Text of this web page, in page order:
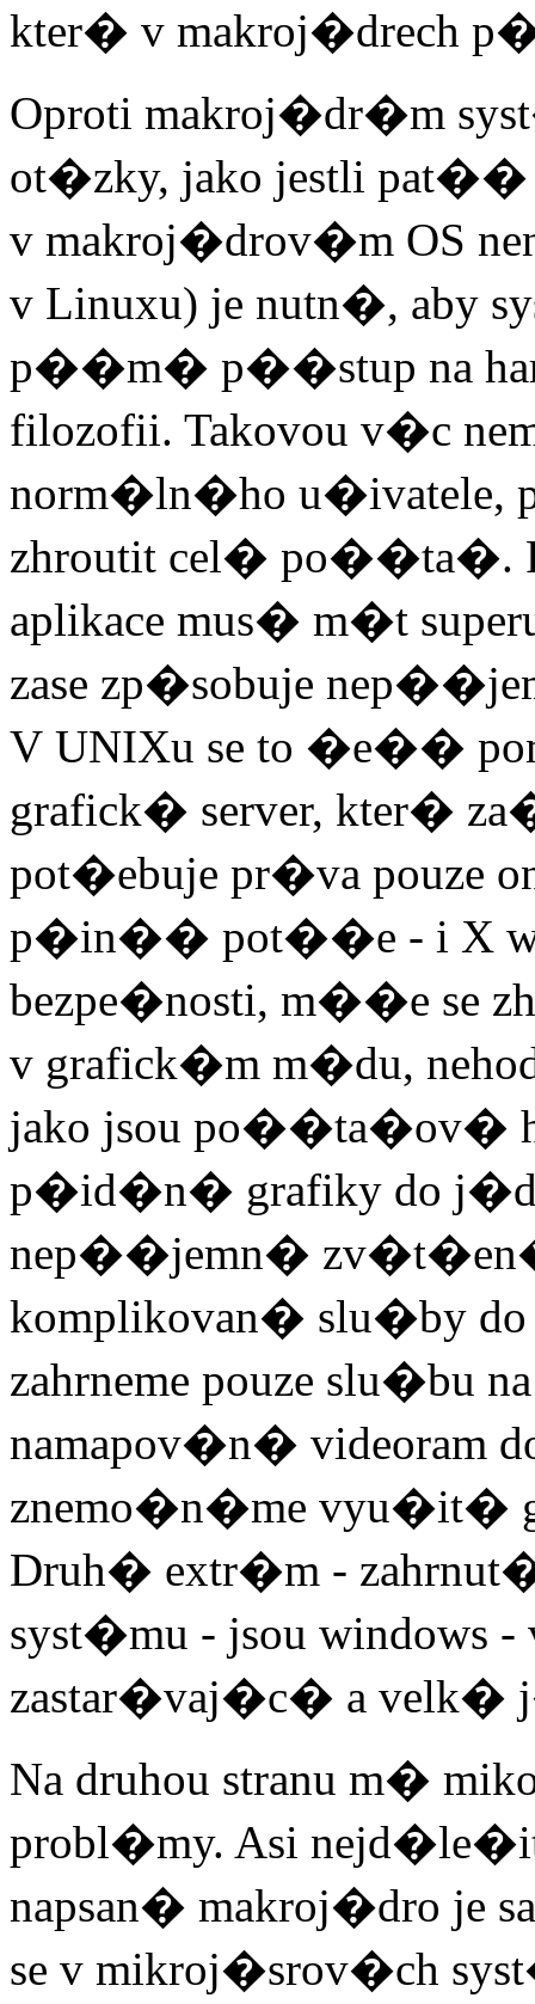
kter� v makroj�drech
Oproti makroj�dr�m
ot�zky, jako jestli pat��
v makroj�drov�m OS
v Linuxu) je nutn�, aby
p��m� p��stup na
filozofii. Takovou v�c
norm�ln�ho u�ivatele,
zhroutit cel� po��ta�.
aplikace mus� m�t
zase zp�sobuje
V UNIXu se to �e��
grafick� server, kter�
pot�ebuje pr�va pouze
p�in�� pot��e - i X
bezpe�nosti, m��e se
v grafick�m m�du,
jako jsou po��ta�ov�
p�id�n� grafiky do
nep��jemn�
komplikovan� slu�by
zahrneme pouze slu�bu
namapov�n� videoram
znemo�n�me vyu�it�
Druh� extr�m -
syst�mu - jsou windows
zastar�vaj�c� a velk�
Na druhou stranu m�
probl�my. Asi
napsan� makroj�dro
se v mikroj�srov�ch